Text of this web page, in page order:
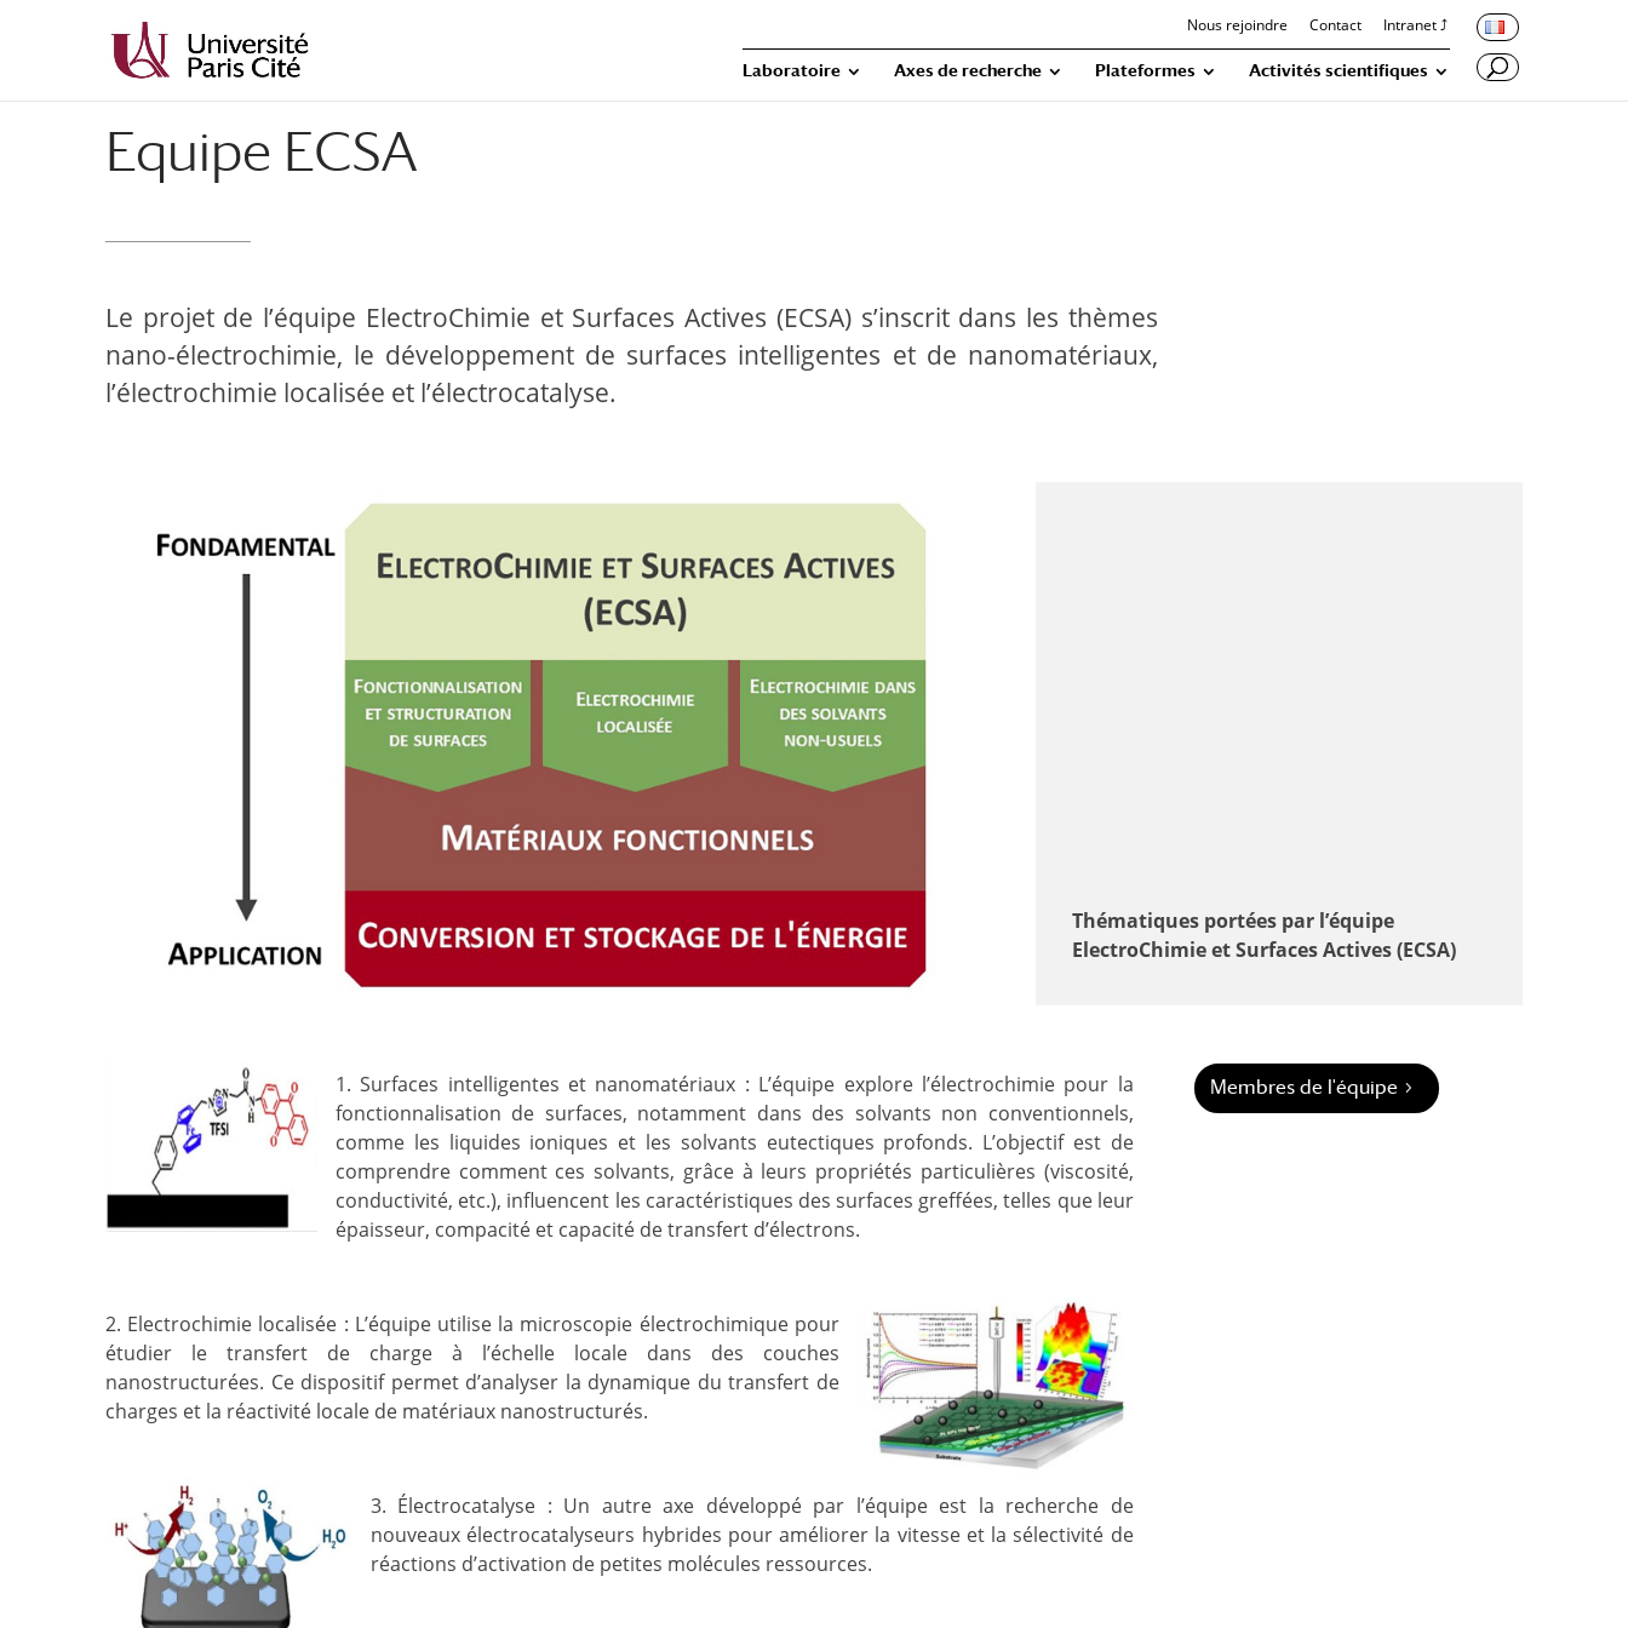
principal
navigation
Nous rejoindre Contact Intranet ⤴
Laboratoire Axes de recherche Plateformes Activités scientifiques
Equipe ECSA
Le projet de l’équipe ElectroChimie et Surfaces Actives (ECSA) s’inscrit dans les thèmes
nano-électrochimie, le développement de surfaces intelligentes et de nanomatériaux,
l’électrochimie localisée et l’électrocatalyse.
Thématiques portées par l’équipe
ElectroChimie et Surfaces Actives (ECSA)
1. Surfaces intelligentes et nanomatériaux : L’équipe explore l’électrochimie pour la
fonctionnalisation de surfaces, notamment dans des solvants non conventionnels,
comme les liquides ioniques et les solvants eutectiques profonds. L’objectif est de
comprendre comment ces solvants, grâce à leurs propriétés particulières (viscosité,
conductivité, etc.), influencent les caractéristiques des surfaces greffées, telles que leur
épaisseur, compacité et capacité de transfert d’électrons.
2. Electrochimie localisée : L’équipe utilise la microscopie électrochimique pour
étudier le transfert de charge à l’échelle locale dans des couches
nanostructurées. Ce dispositif permet d’analyser la dynamique du transfert de
charges et la réactivité locale de matériaux nanostructurés.
3. Électrocatalyse : Un autre axe développé par l’équipe est la recherche de
nouveaux électrocatalyseurs hybrides pour améliorer la vitesse et la sélectivité de
réactions d’activation de petites molécules ressources.
Membres de l'équipe